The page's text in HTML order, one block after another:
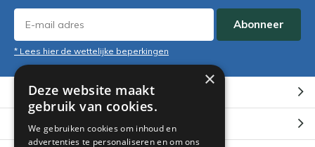
Abonneer
* Lees hier de wettelijke beperkingen
Klantenservice
Mijn account
×
Deze website maakt
gebruik van cookies.
We gebruiken cookies om inhoud en
advertenties te personaliseren en om ons